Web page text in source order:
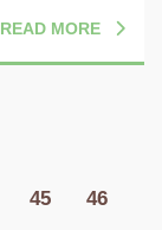
READ MORE
45 46